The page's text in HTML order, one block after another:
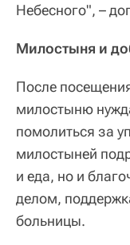
Небесного", –
Милостыня и
После
милостыню
помолиться за
милостыней
и еда, но и
делом,
больницы.